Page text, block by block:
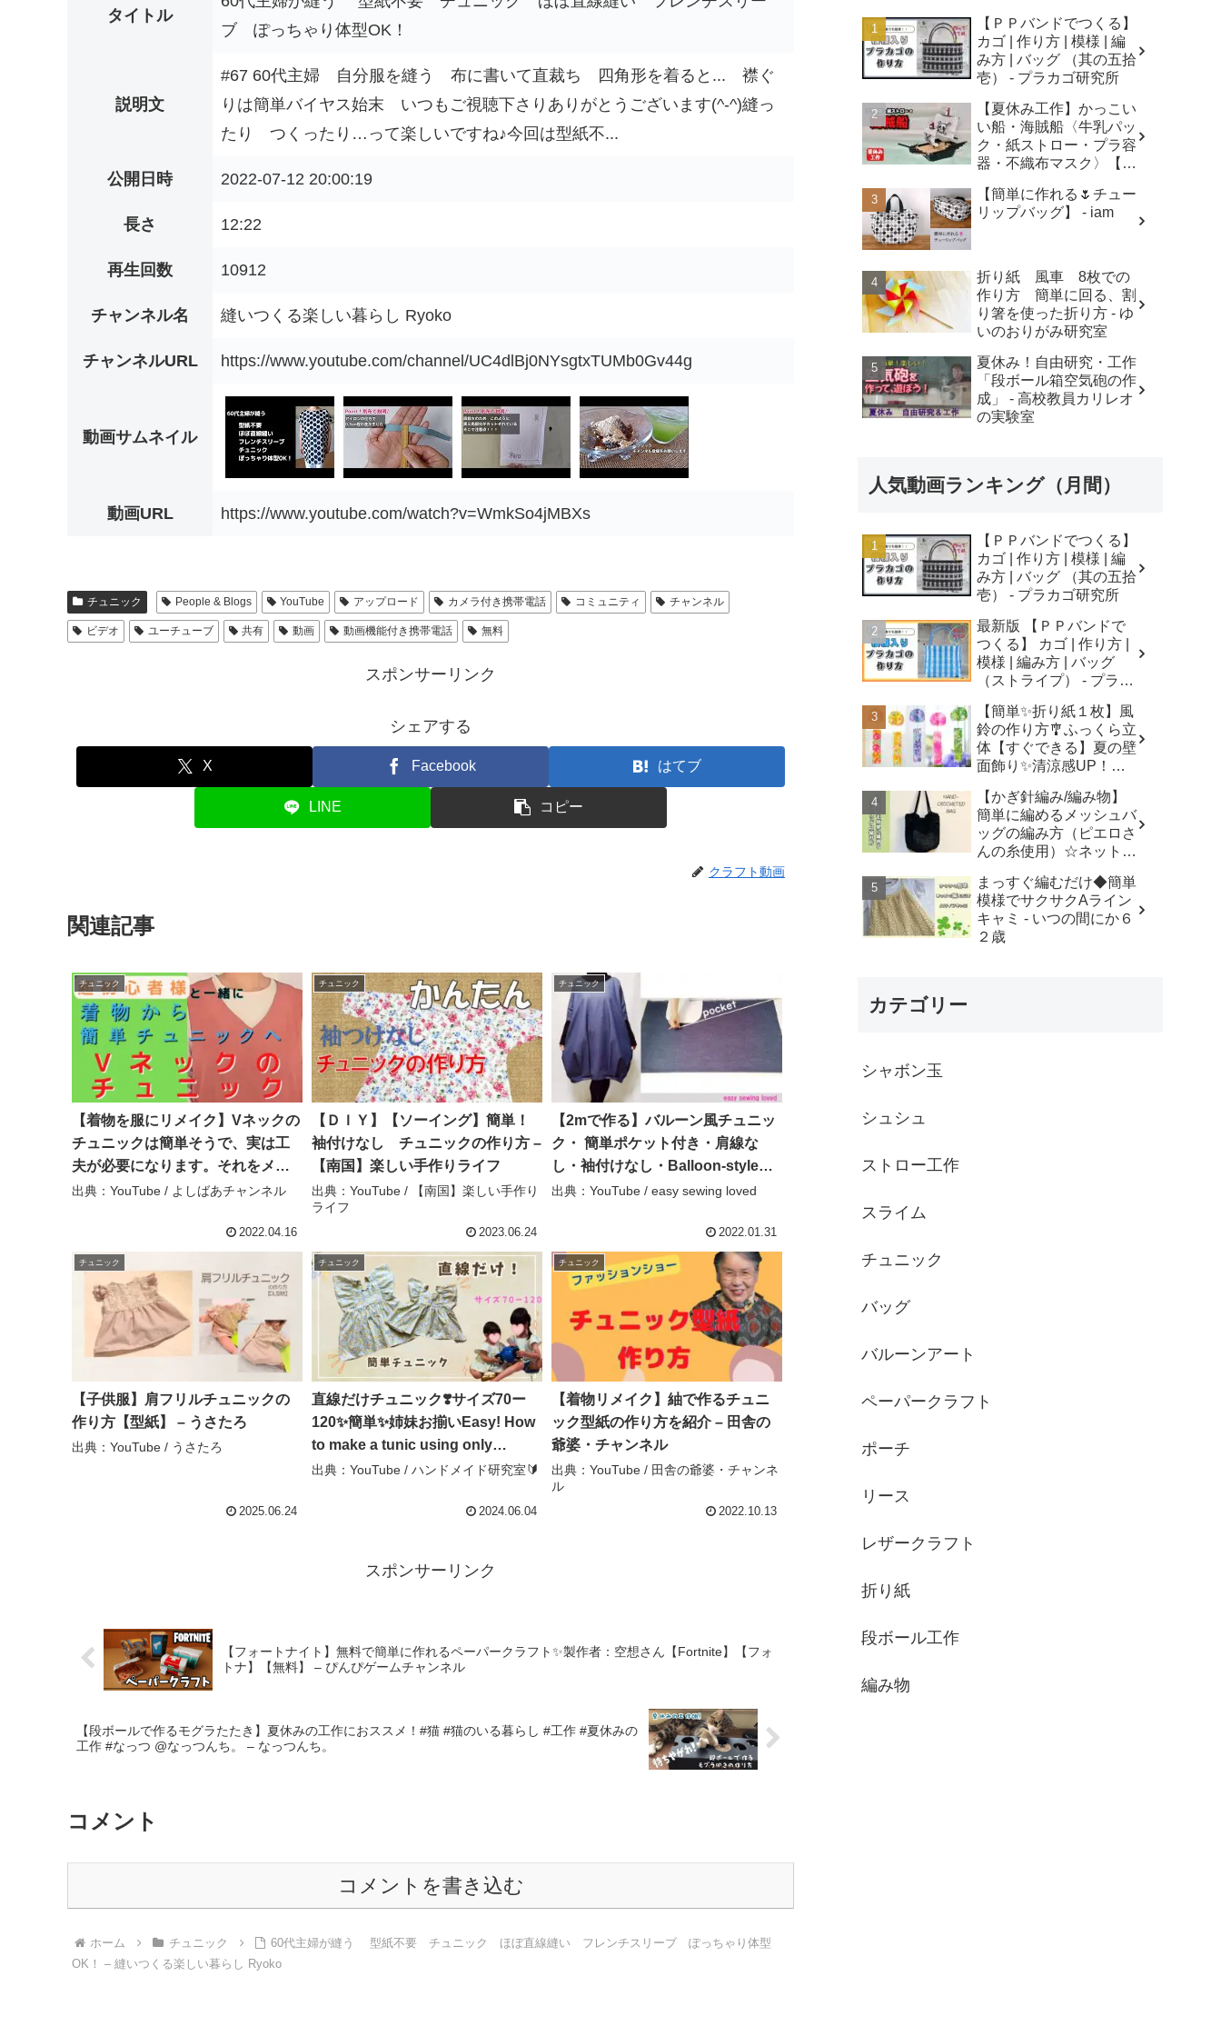
タイトル
ブ ぽっちゃり体型OK！
説明文
#67 60代主婦 自分服を縫う 布に書いて直裁ち 四角形を着ると... 襟ぐ
りは簡単バイヤス始末 いつもご視聴下さりありがとうございます(^-^)縫っ
たり つくったり…って楽しいですね♪今回は型紙不...
公開日時 2022-07-12 20:00:19
長さ 12:22
再生回数 10912
チャンネル名 縫いつくる楽しい暮らし Ryoko
チャンネルURL https://www.youtube.com/channel/UC4dlBj0NYsgtxTUMb0Gv44g
動画サムネイル
動画URL https://www.youtube.com/watch?v=WmkSo4jMBXs
チュニック People & Blogs YouTube アップロード カメラ付き携帯電話 コミュニティ チャンネル
ビデオ ユーチューブ 共有 動画 動画機能付き携帯電話 無料
スポンサーリンク
シェアする
X Facebook はてブ
LINE コピー
クラフト動画
関連記事
チュニック
【着物を服にリメイク】Vネックの
チュニックは簡単そうで、実は工
夫が必要になります。それをメイ
ンにお伝えできたら良いなと思い
クはとても着心地が良いです。 –
よしばあチャンネル
出典：YouTube / よしばあチャンネル
2022.04.16
チュニック
【ＤＩＹ】【ソーイング】簡単！
袖付けなし チュニックの作り方 –
【南国】楽しい手作りライフ
出典：YouTube / 【南国】楽しい手作り
ライフ
2023.06.24
チュニック
【2mで作る】バルーン風チュニッ
ク・ 簡単ポケット付き・肩線な
し・袖付けなし・Balloon-style
tunic with pockets – easy sewing
出典：YouTube / easy sewing loved
2022.01.31
チュニック
【子供服】肩フリルチュニックの
作り方【型紙】 – うさたろ
出典：YouTube / うさたろ
2025.06.24
チュニック
直線だけチュニック❣️サイズ70ー
120✨簡単✨姉妹お揃いEasy! How
to make a tunic using only
straight lines! Matching tunics –
出典：YouTube / ハンドメイド研究室🔰
2024.06.04
チュニック
【着物リメイク】紬で作るチュニ
ック型紙の作り方を紹介 – 田舎の
爺婆・チャンネル
出典：YouTube / 田舎の爺婆・チャンネ
ル
2022.10.13
スポンサーリンク
【フォートナイト】無料で簡単に作れるペーパークラフト✨製作者：空想さん【Fortnite】【フォ
トナ】【無料】 – ぴんぴゲームチャンネル
【段ボールで作るモグラたたき】夏休みの工作におススメ！#猫 #猫のいる暮らし #工作 #夏休みの
工作 #なっつ @なっつんち。 – なっつんち。
コメント
コメントを書き込む
ホーム チュニック
60代主婦が縫う 型紙不要 チュニック ほぼ直線縫い フレンチスリーブ ぽっちゃり体型
OK！ – 縫いつくる楽しい暮らし Ryoko
【ＰＰバンドでつくる】
カゴ | 作り方 | 模様 | 編
み方 | バッグ （其の五拾
壱） - プラカゴ研究所
【夏休み工作】かっこい
い船・海賊船〈牛乳パッ
ク・紙ストロー・プラ容
器・不織布マスク〉【自
作・廃材手作りおもちゃ
- ちゃんねるできたくん
【簡単に作れる🌷チュー
リップバッグ】 - iam
折り紙 風車 8枚での
作り方 簡単に回る、割
り箸を使った折り方 - ゆ
いのおりがみ研究室
夏休み！自由研究・工作
「段ボール箱空気砲の作
成」 - 高校教員カリレオ
の実験室
人気動画ランキング（月間）
【ＰＰバンドでつくる】
カゴ | 作り方 | 模様 | 編
み方 | バッグ （其の五拾
壱） - プラカゴ研究所
最新版 【ＰＰバンドで
つくる】 カゴ | 作り方 |
模様 | 編み方 | バッグ
（ストライプ） - プラカ
【簡単✨折り紙１枚】風
鈴の作り方🎐ふっくら立
体【すぐできる】夏の壁
面飾り✨清涼感UP！無
Origami Wind Chimes -
はなみこと
【かぎ針編み/編み物】
簡単に編めるメッシュバ
ッグの編み方（ピエロさ
んの糸使用）☆ネットバ
mesh bag/tutorial - そろ
そろはじめよう
☆crochet
まっすぐ編むだけ◆簡単
模様でサクサクAライン
キャミ - いつの間にか６
２歳
カテゴリー
シャボン玉
シュシュ
ストロー工作
スライム
チュニック
バッグ
バルーンアート
ペーパークラフト
ポーチ
リース
レザークラフト
折り紙
段ボール工作
編み物